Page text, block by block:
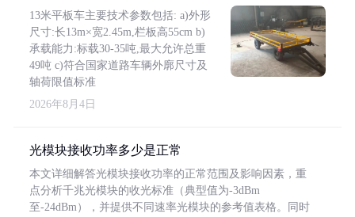
13米平板车主要技术参数包括: a)外形
尺寸:长13m×宽2.45m,栏板高55cm b)
承载能力:标载30-35吨,最大允许总重
49吨 c)符合国家道路车辆外廓尺寸及
轴荷限值标准
2026年8月4日
光模块接收功率多少是正常
本文详细解答光模块接收功率的正常范围及影响因素，重
点分析千兆光模块的收光标准（典型值为-3dBm
至-24dBm），并提供不同速率光模块的参考值表格。同时